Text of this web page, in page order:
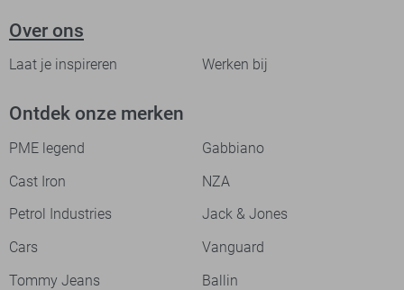
Over ons
Laat je inspireren Werken bij
Ontdek onze merken
PME legend
Gabbiano
Cast Iron
NZA
Petrol Industries
Jack & Jones
Cars
Vanguard
Tommy Jeans
Ballin